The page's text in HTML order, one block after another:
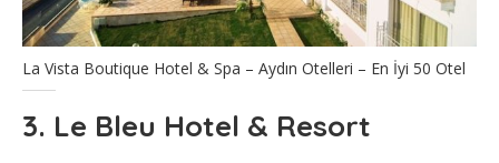
La Vista Boutique Hotel & Spa – Aydın Otelleri – En İyi 50 Otel
3. Le Bleu Hotel & Resort